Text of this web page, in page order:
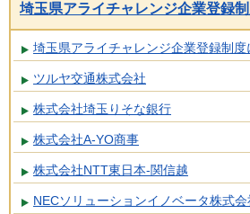
埼玉県アライチャレンジ企業登録
埼玉県アライチャレンジ企業登録制度
ツルヤ交通株式会社
株式会社埼玉りそな銀行
株式会社A-YO商事
株式会社NTT東日本-関信越
NECソリューションイノベータ株式会